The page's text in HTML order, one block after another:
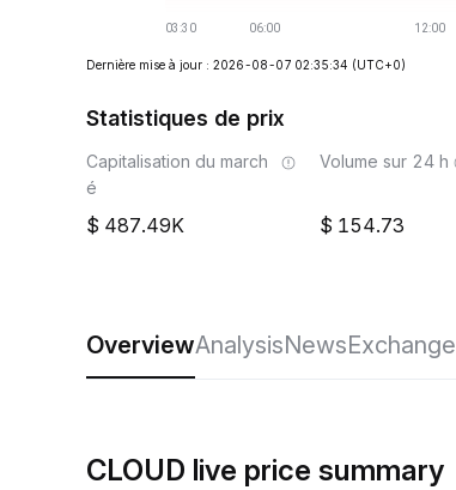
Dernière mise à jour : 2026-08-07 02:35:34 (UTC+0)
Statistiques de prix
Capitalisation du march
é
487.49K
Volume sur 24 h
154.73
OverviewAnalysisNewsExchange
CLOUD live price summary